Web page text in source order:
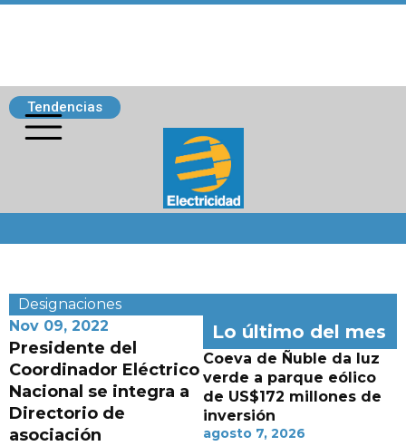
Tendencias
Designaciones
Nov 09, 2022
Presidente del
Coordinador Eléctrico
Nacional se integra a
Directorio de
asociación
Lo último del mes
Coeva de Ñuble da luz
verde a parque eólico
de US$172 millones de
inversión
agosto 7, 2026